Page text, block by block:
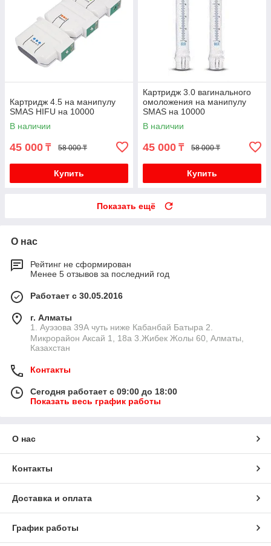
Картридж 4.5 на манипулу
SMAS HIFU на 10000
В наличии
45 000 ₸ 58 000 ₸
Купить
Картридж 3.0 вагинального
омоложения на манипулу
SMAS на 10000
В наличии
45 000 ₸ 58 000 ₸
Купить
Показать ещё
О нас
Рейтинг не сформирован
Менее 5 отзывов за последний год
Работает с 30.05.2016
г. Алматы
1. Ауэзова 39А чуть ниже Кабанбай Батыра ㅤㅤㅤㅤㅤㅤㅤㅤㅤㅤㅤㅤㅤㅤ2. ​
Микрорайон Аксай 1, 18а 3.Жибек Жолы 60, Алматы,
Казахстан
Контакты
Сегодня работает с 09:00 до 18:00
Показать весь график работы
О нас
Контакты
Доставка и оплата
График работы